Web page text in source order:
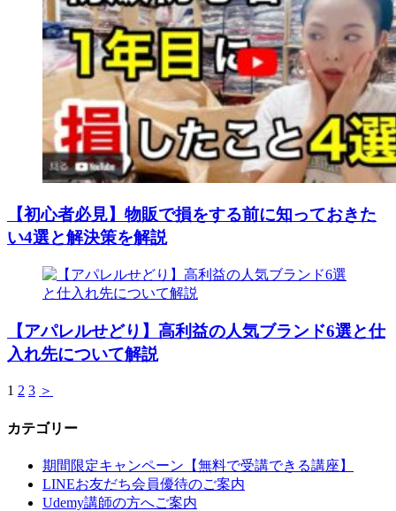
【初心者必見】物販で損をする前に知っておきた
い4選と解決策を解説
【アパレルせどり】高利益の人気ブランド6選と仕
入れ先について解説
1 2 3 ＞
カテゴリー
期間限定キャンペーン【無料で受講できる講座】
LINEお友だち会員優待のご案内
Udemy講師の方へご案内